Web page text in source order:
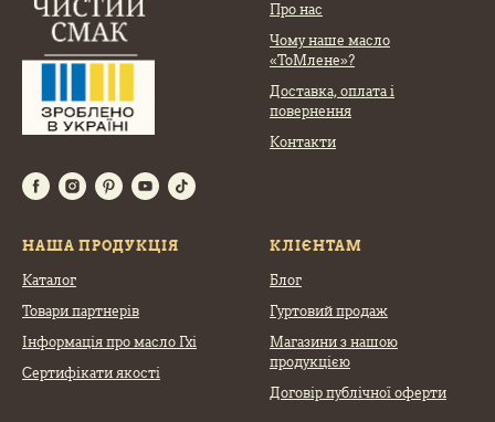
Про нас
Чому наше масло
«ТоМлене»?
Доставка, оплата і
повернення
Контакти
НАША ПРОДУКЦІЯ
Каталог
Товари партнерів
Інформація про масло Гхі
Сертифікати якості
КЛІЄНТАМ
Блог
Гуртовий продаж
Магазини з нашою
продукцією
Договір публічної оферти